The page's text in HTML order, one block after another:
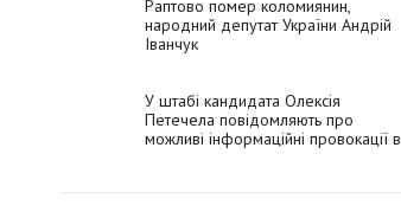
Раптово помер коломиянин,
народний депутат України Андрій
Іванчук
У штабі кандидата Олексія
Петечела повідомляють про
можливі інформаційні провокації в